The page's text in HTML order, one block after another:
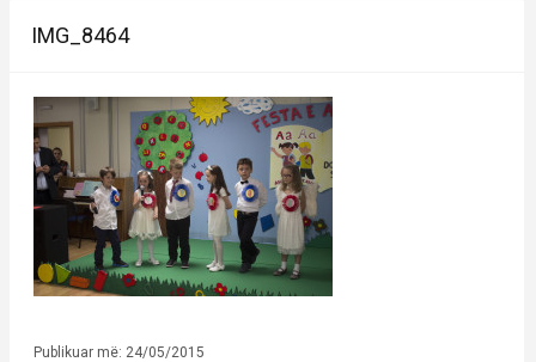
IMG_8464
Publikuar më: 24/05/2015